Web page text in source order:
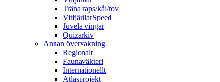
Träna raps/kål/rov
VitfjärilarSpeed
Juvela vingar
Quizarkiv
Annan övervakning
Regionalt
Faunaväkteri
Internationellt
Atlasprojekt